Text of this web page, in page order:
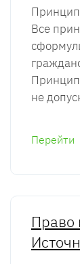
Все
Принцип
не
Перейти
Право